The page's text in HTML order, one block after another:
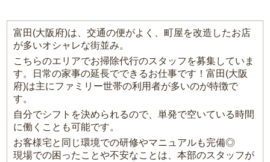
富田(大阪府)は、交通の便がよく、町屋を改造したお店
が多いオシャレな街並み。
こちらのエリアでお掃除代行のスタッフを募集していま
す。日常の家事の延長でできるお仕事です！富田(大阪
府)は主にファミリー世帯の利用者が多いのが特徴で
す。
自分でシフトを決められるので、単発で空いている時間
に働くことも可能です。
お客様宅と同じ環境での研修やマニュアルも完備◎
現場での困ったことや不安なことは、本部のスタッフが